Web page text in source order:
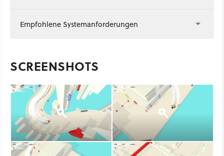
Empfohlene Systemanforderungen
SCREENSHOTS